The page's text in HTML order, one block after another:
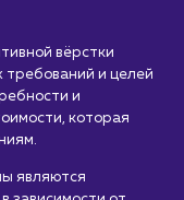
адаптивной